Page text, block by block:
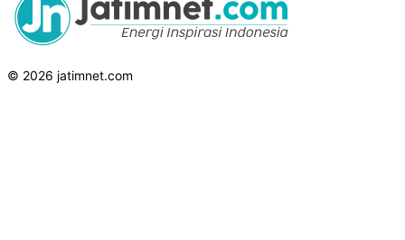
© 2026 jatimnet.com